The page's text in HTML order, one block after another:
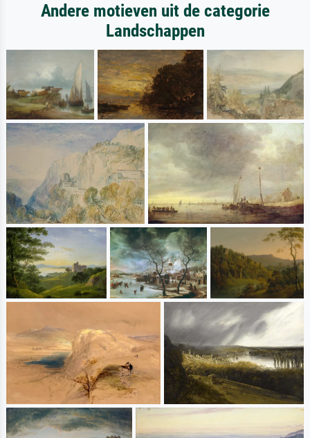
Andere motieven uit de categorie
Landschappen